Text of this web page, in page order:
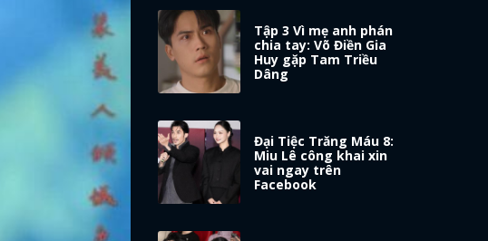
Tập 3 Vì mẹ anh phán
chia tay: Võ Điền Gia
Huy gặp Tam Triều
Dâng
Đại Tiệc Trăng Máu 8:
Miu Lê công khai xin
vai ngay trên
Facebook